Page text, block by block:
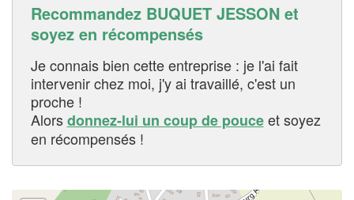
Recommandez BUQUET JESSON et
soyez en récompensés
Je connais bien cette entreprise : je l'ai fait
intervenir chez moi, j'y ai travaillé, c'est un
proche !
Alorsdonnez-lui un coup de pouceet soyez
en récompensés !